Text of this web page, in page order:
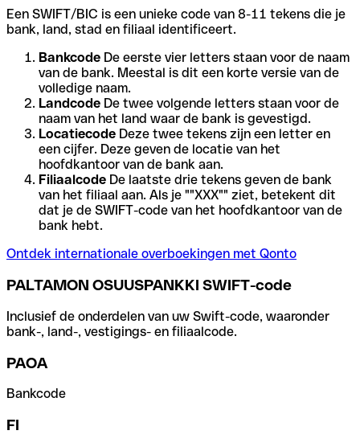
Een SWIFT/BIC is een unieke code van 8-11 tekens die je
bank, land, stad en filiaal identificeert.
Bankcode De eerste vier letters staan voor de naam
van de bank. Meestal is dit een korte versie van de
volledige naam.
Landcode De twee volgende letters staan voor de
naam van het land waar de bank is gevestigd.
Locatiecode Deze twee tekens zijn een letter en
een cijfer. Deze geven de locatie van het
hoofdkantoor van de bank aan.
Filiaalcode De laatste drie tekens geven de bank
van het filiaal aan. Als je ""XXX"" ziet, betekent dit
dat je de SWIFT-code van het hoofdkantoor van de
bank hebt.
Ontdek internationale overboekingen met Qonto
PALTAMON OSUUSPANKKI SWIFT-code
Inclusief de onderdelen van uw Swift-code, waaronder
bank-, land-, vestigings- en filiaalcode.
PAOA
Bankcode
FI